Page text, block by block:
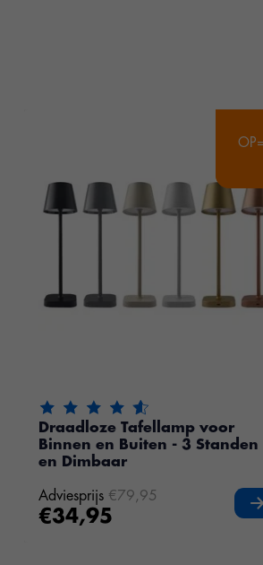
De beoordeling van dit product is
Draadloze Tafellamp voor
Binnen en Buiten - 3 Standen
en Dimbaar
Adviesprijs €79,95
€34,95